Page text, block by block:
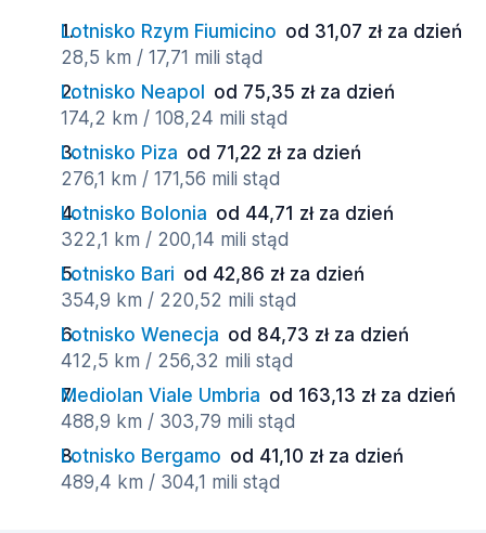
Lotnisko Rzym Fiumicino od 31,07 zł za dzień
28,5 km / 17,71 mili stąd
Lotnisko Neapol
od 75,35 zł za dzień
174,2 km / 108,24 mili stąd
Lotnisko Piza od 71,22 zł za dzień
276,1 km / 171,56 mili stąd
Lotnisko Bolonia od 44,71 zł za dzień
322,1 km / 200,14 mili stąd
Lotnisko Bari od 42,86 zł za dzień
354,9 km / 220,52 mili stąd
Lotnisko Wenecja od 84,73 zł za dzień
412,5 km / 256,32 mili stąd
Mediolan Viale Umbria od 163,13 zł za dzień
488,9 km / 303,79 mili stąd
Lotnisko Bergamo od 41,10 zł za dzień
489,4 km / 304,1 mili stąd